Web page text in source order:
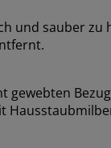
und sauber zu
gewebten